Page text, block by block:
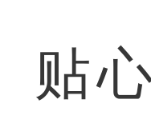
贴